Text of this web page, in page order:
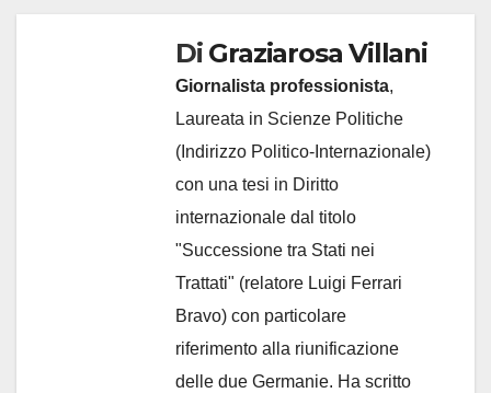
Di Graziarosa Villani
Giornalista professionista,
Laureata in Scienze Politiche
(Indirizzo Politico-Internazionale)
con una tesi in Diritto
internazionale dal titolo
"Successione tra Stati nei
Trattati" (relatore Luigi Ferrari
Bravo) con particolare
riferimento alla riunificazione
delle due Germanie. Ha scritto